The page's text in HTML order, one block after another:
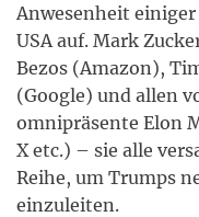
Anwesenheit einiger
USA auf. Mark
Bezos (Amazon),
(Google) und allen
omnipräsente Elon
X etc.) – sie alle
Reihe, um Trumps
einzuleiten.